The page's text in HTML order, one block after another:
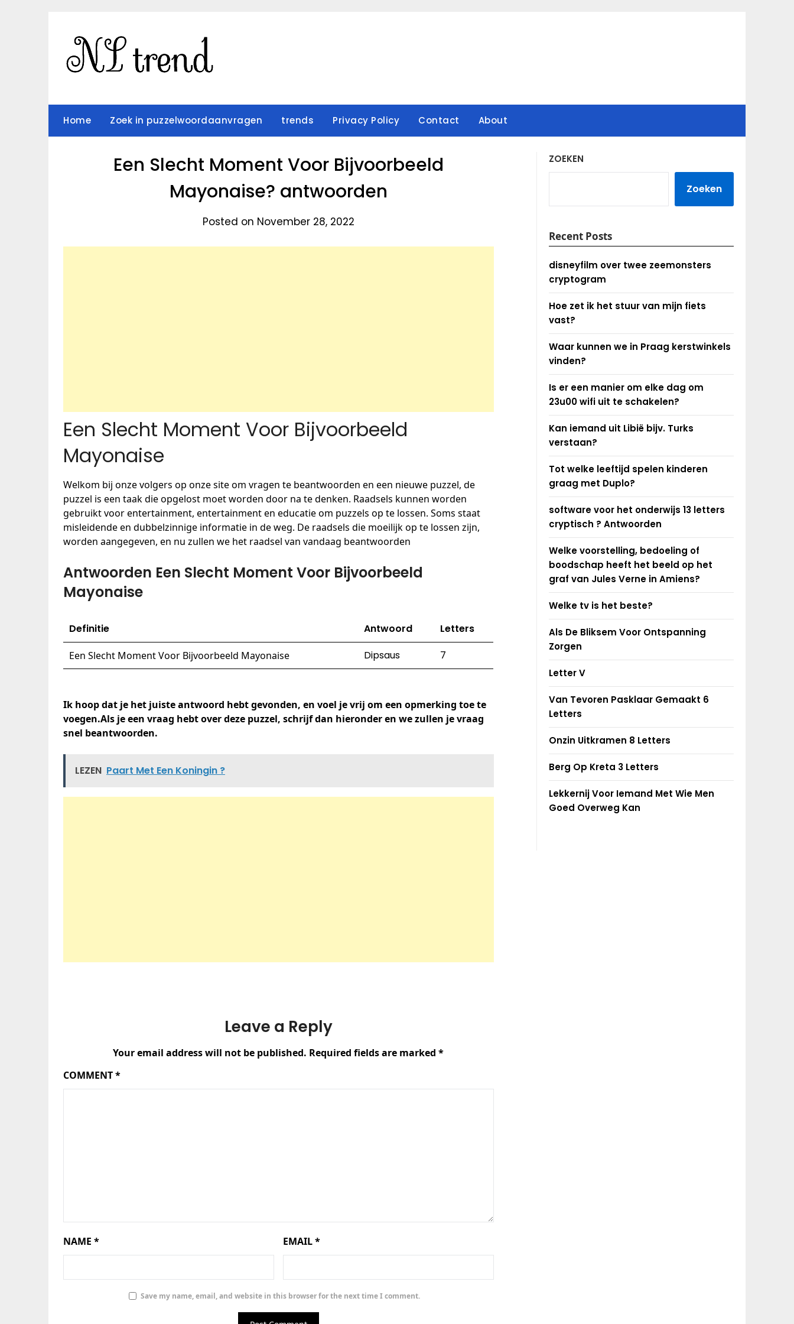
Home Zoek in puzzelwoordaanvragen trends Privacy Policy Contact About
Een Slecht Moment Voor Bijvoorbeeld
Mayonaise? antwoorden
Posted on November 28, 2022
Een Slecht Moment Voor Bijvoorbeeld
Mayonaise
Welkom bij onze volgers op onze site om vragen te beantwoorden en een nieuwe puzzel, de
puzzel is een taak die opgelost moet worden door na te denken. Raadsels kunnen worden
gebruikt voor entertainment, entertainment en educatie om puzzels op te lossen. Soms staat
misleidende en dubbelzinnige informatie in de weg. De raadsels die moeilijk op te lossen zijn,
worden aangegeven, en nu zullen we het raadsel van vandaag beantwoorden
Antwoorden Een Slecht Moment Voor Bijvoorbeeld
Mayonaise
Definitie Antwoord Letters
Een Slecht Moment Voor Bijvoorbeeld Mayonaise Dipsaus 7
Ik hoop dat je het juiste antwoord hebt gevonden, en voel je vrij om een ​​opmerking toe te
voegen.Als je een vraag hebt over deze puzzel, schrijf dan hieronder en we zullen je vraag
snel beantwoorden.
LEZEN Paart Met Een Koningin ?
Leave a Reply
Your email address will not be published. Required fields are marked*
COMMENT*
NAME * EMAIL*
Save my name, email, and website in this browser for the next time I comment.
ZOEKEN
Zoeken
Recent Posts
disneyfilm over twee zeemonsters
cryptogram
Hoe zet ik het stuur van mijn fiets
vast?
Waar kunnen we in Praag kerstwinkels
vinden?
Is er een manier om elke dag om
23u00 wifi uit te schakelen?
Kan iemand uit Libië bijv. Turks
verstaan?
Tot welke leeftijd spelen kinderen
graag met Duplo?
software voor het onderwijs 13 letters
cryptisch ? Antwoorden
Welke voorstelling, bedoeling of
boodschap heeft het beeld op het
graf van Jules Verne in Amiens?
Welke tv is het beste?
Als De Bliksem Voor Ontspanning
Zorgen
Letter V
Van Tevoren Pasklaar Gemaakt 6
Letters
Onzin Uitkramen 8 Letters
Berg Op Kreta 3 Letters
Lekkernij Voor Iemand Met Wie Men
Goed Overweg Kan